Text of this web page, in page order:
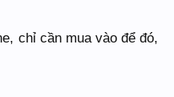
chỉ cần mua vào để đó,